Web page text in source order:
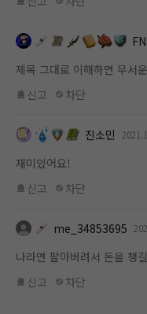
제목 그대로 이해하면 무서
신고
차단
진소민
재미있어요!
신고
차단
me_34853695
나라면 팔아버려서 돈을 챙
신고
차단